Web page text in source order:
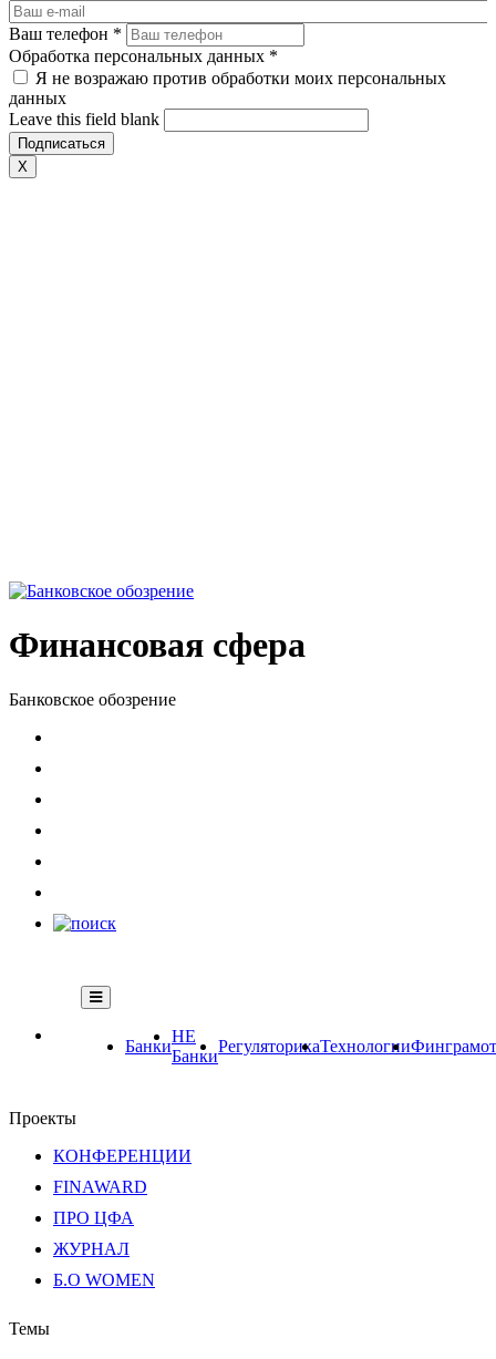
Ваш телефон *
Обработка персональных данных *
Я не возражаю против обработки моих персональных
данных
Leave this field blank
X
Финансовая сфера
Банковское обозрение
Банки
НЕ
Банки
РегуляторикаТехнологии
Проекты
КОНФЕРЕНЦИИ
FINAWARD
ПРО ЦФА
ЖУРНАЛ
Б.О WOMEN
Темы